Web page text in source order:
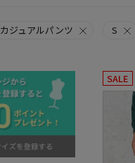
カジュアルパンツ S
SALE